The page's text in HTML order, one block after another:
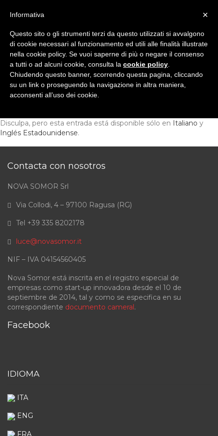
Disculpa, pero esta entrada está disponible sólo en Italiano y
Inglés Estadounidense.
Contacta con nosotros
NOVA SOMOR Srl
Via Collodi, 4 – 97100 Ragusa (RG)
Tel +39 335 8202178
luce@novasomor.it
NIF – IVA 04154560405
Nova Somor está inscrita en el registro especial de
empresas como start-up innovadora desde el 10 de
septiembre de 2014, tal y como se especifica en su
correspondiente documento cameral.
Facebook
IDIOMA
ITA
ENG
FRA
×
Informativa
Questo sito o gli strumenti terzi da questo utilizzati si avvalgono
di cookie necessari al funzionamento ed utili alle finalità illustrate
nella cookie policy. Se vuoi saperne di più o negare il consenso
a tutti o ad alcuni cookie, consulta la cookie policy
Chiudendo questo banner, scorrendo questa pagina, cliccando
su un link o proseguendo la navigazione in altra maniera,
acconsenti all’uso dei cookie.